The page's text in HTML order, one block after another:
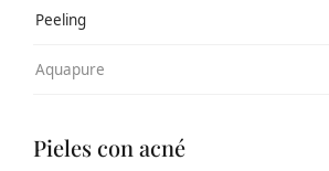
Peeling
Aquapure
Pieles con acné